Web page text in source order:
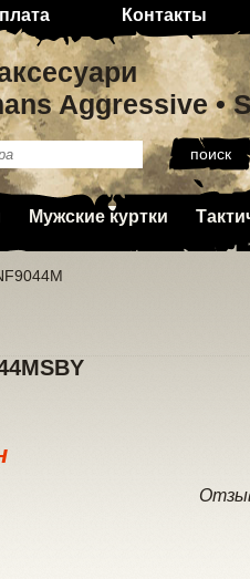
Контакты
Aggressive •
Мужские куртки